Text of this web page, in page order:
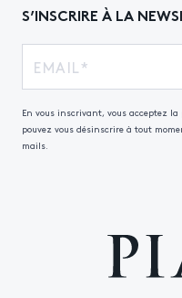
S’INSCRIRE À LA
En vous inscrivant, vous acceptez
pouvez vous désinscrire à tout
mails.